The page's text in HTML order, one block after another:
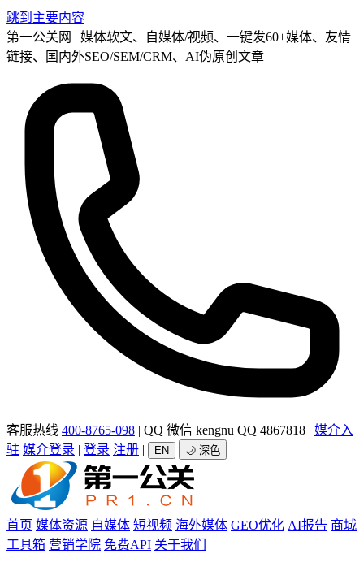
跳到主要内容
第一公关网 | 媒体软文、自媒体/视频、一键发60+媒体、友情
链接、国内外SEO/SEM/CRM、AI伪原创文章
客服热线 400-8765-098 | QQ 微信 kengnu QQ 4867818 | 媒介入
驻 媒介登录 | 登录 注册 | EN 🌙 深色
首页 媒体资源 自媒体 短视频 海外媒体 GEO优化 AI报告 商城
工具箱 营销学院 免费API 关于我们